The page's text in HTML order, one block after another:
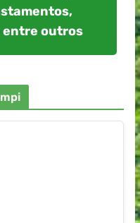
entre outros